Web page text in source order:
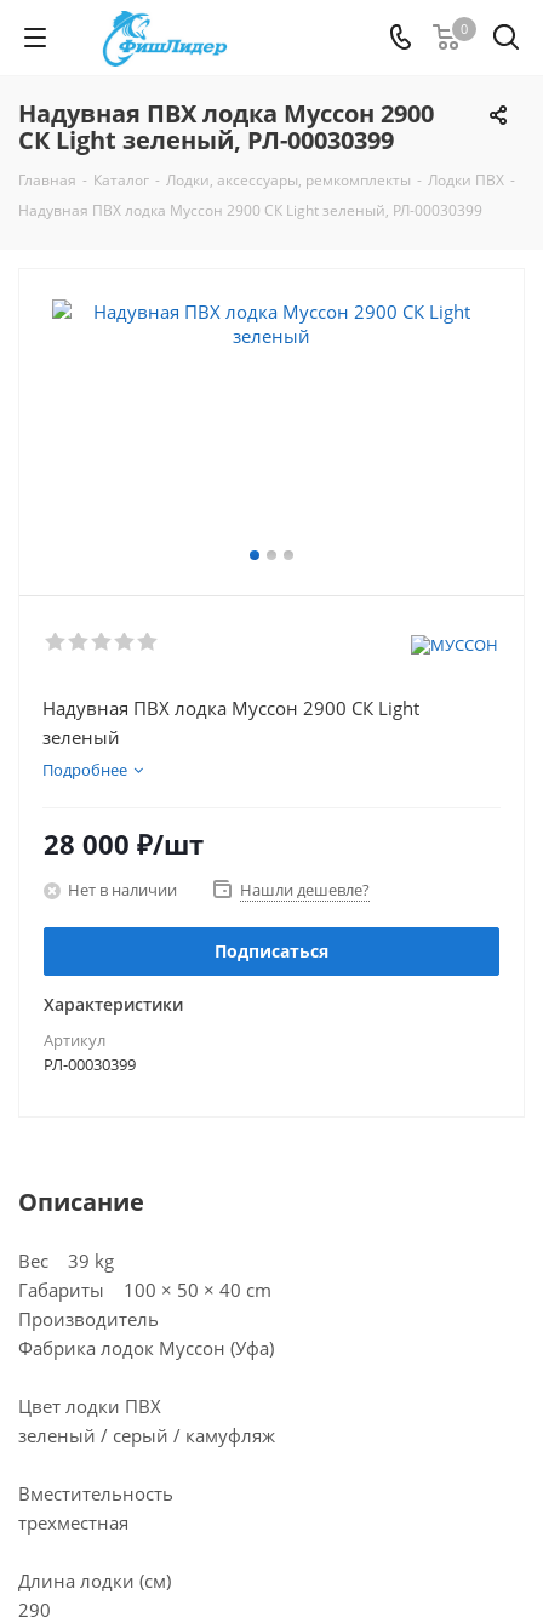
0
Надувная ПВХ лодка Муссон 2900
СК Light зеленый, РЛ-00030399
Главная - Каталог - Лодки, аксессуары, ремкомплекты - Лодки ПВХ -
Надувная ПВХ лодка Муссон 2900 СК Light зеленый, РЛ-00030399
Надувная ПВХ лодка Муссон 2900 СК Light
зеленый
Подробнее
28 000 ₽/шт
Нет в наличии Нашли дешевле?
Подписаться
Характеристики
Артикул
РЛ-00030399
Описание
Вес 39 kg
Габариты 100 × 50 × 40 cm
Производитель
Фабрика лодок Муссон (Уфа)
Цвет лодки ПВХ
зеленый / серый / камуфляж
Вместительность
трехместная
Длина лодки (см)
290